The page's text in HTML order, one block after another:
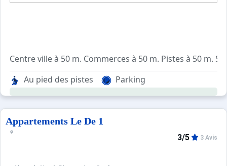
Centre ville à 50 m. Commerces à 50 m. Pistes à 50 m.
Résidence située dans le centre des Coches, au pied
Equipements :
Résidence équipée d'un ascenseur et de casiers à skis.
Parking public gratuit.
Au pied des pistes Parking
Appartements Le De 1
3/5 3 Avis